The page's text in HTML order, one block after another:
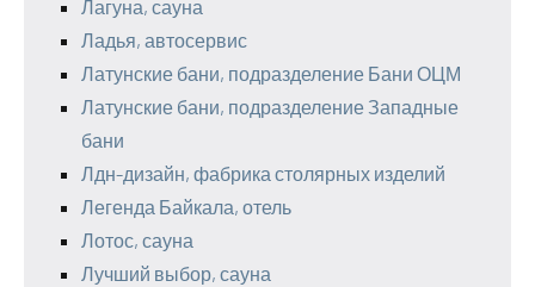
Лагуна, сауна
Ладья, автосервис
Латунские бани, подразделение Бани ОЦМ
Латунские бани, подразделение Западные
бани
Лдн-дизайн, фабрика столярных изделий
Легенда Байкала, отель
Лотос, сауна
Лучший выбор, сауна